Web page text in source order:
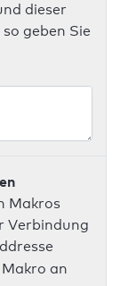
dieser
geben Sie
Makros
Verbindung
an